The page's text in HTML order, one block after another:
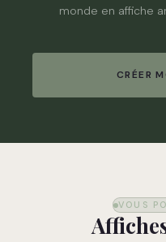
monde en affiche
CRÉER
VOUS